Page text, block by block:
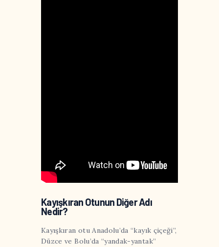
Kayışkıran Otunun Diğer Adı
Nedir?
Kayışkıran otu Anadolu’da “kayık çiçeği”,
Düzce ve Bolu’da “yandak-yantak”